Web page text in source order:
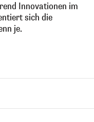
Innovationen im
sich die
je.